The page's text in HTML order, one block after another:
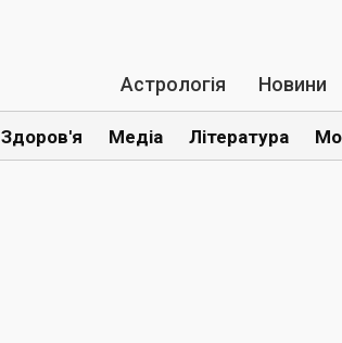
Астрологія Новини
Здоров'я Медіа Література